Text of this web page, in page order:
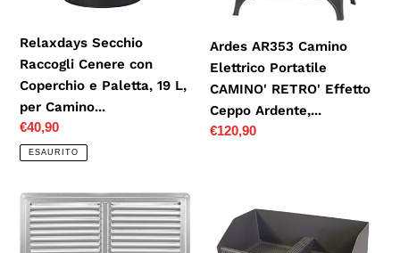
L,
per
Camino...
Relaxdays Secchio
Raccogli Cenere con
Coperchio e Paletta, 19 L,
per Camino...
Prezzo
di
listino
€40,90
ESAURITO
Effetto
Ardente,...
Ardes AR353 Camino
Elettrico Portatile
CAMINO' RETRO' Effetto
Ceppo Ardente,...
Prezzo
€120,90
in
acciaio
inox
zorro